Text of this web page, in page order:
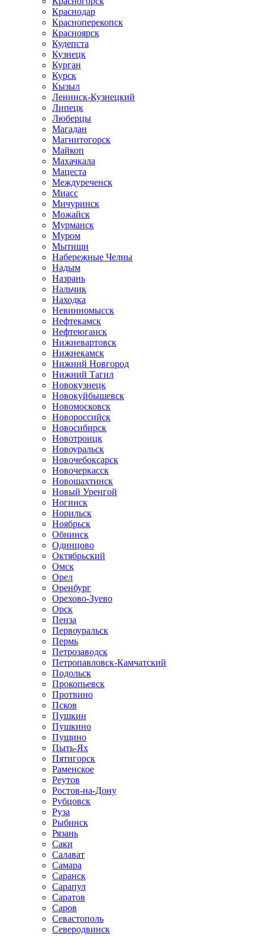
Краснодар
Красноперекопск
Красноярск
Кудепста
Кузнецк
Курган
Курск
Кызыл
Ленинск-Кузнецкий
Липецк
Люберцы
Магадан
Магнитогорск
Майкоп
Махачкала
Мацеста
Междуреченск
Миасс
Мичуринск
Можайск
Мурманск
Муром
Мытищи
Набережные Челны
Надым
Назрань
Нальчик
Находка
Невинномысск
Нефтекамск
Нефтеюганск
Нижневартовск
Нижнекамск
Нижний Новгород
Нижний Тагил
Новокузнецк
Новокуйбышевск
Новомосковск
Новороссийск
Новосибирск
Новотроицк
Новоуральск
Новочебоксарск
Новочеркасск
Новошахтинск
Новый Уренгой
Ногинск
Норильск
Ноябрьск
Обнинск
Одинцово
Октябрьский
Омск
Орел
Оренбург
Орехово-Зуево
Орск
Пенза
Первоуральск
Пермь
Петрозаводск
Петропавловск-Камчатский
Подольск
Прокопьевск
Протвино
Псков
Пушкин
Пушкино
Пущино
Пыть-Ях
Пятигорск
Раменское
Реутов
Ростов-на-Дону
Рубцовск
Руза
Рыбинск
Рязань
Саки
Салават
Самара
Саранск
Сарапул
Саратов
Саров
Севастополь
Северодвинск